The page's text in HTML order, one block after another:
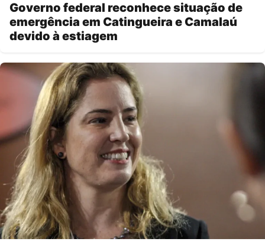
Governo federal reconhece situação de
emergência em Catingueira e Camalaú
devido à estiagem